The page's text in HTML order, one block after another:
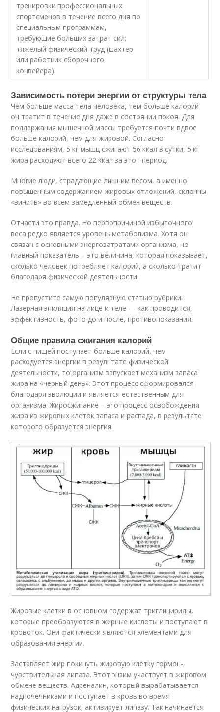
тренировки профессиональных
спортсменов в течение всего дня по
специальным программам,
требующие больших затрат сил;
тяжелый физический труд (шахтер
или работник сборочного
конвейера)
Зависимость потери энергии от структуры тела
Чем больше масса тела человека, тем больше калорий
он тратит в течение дня даже в состоянии покоя. Для
поддержания мышечной массы требуется почти вдвое
больше калорий, чем для жировой. Согласно
исследованиям, 5 кг мышц сжигают 56 ккал в сутки, 5 кг
жира расходуют всего 22 ккал за этот период.
Многие люди, страдающие лишним весом, а именно
повышенным содержанием жировых отложений, склонны
«винить» во всем замедленный обмен веществ.
Отчасти это правда. Но первопричиной избыточного
веса редко является уровень метаболизма. Хотя он
связан с основными энергозатратами организма, но
главный показатель – это величина, которая показывает,
сколько человек потребляет калорий, а сколько тратит
благодаря физической деятельности.
Не пропустите самую популярную статью рубрики:
Лазерная эпиляция на лице и теле — как проводится,
эффективность, фото до и после, противопоказания.
Общие правила сжигания калорий
Если с пищей поступает больше калорий, чем
расходуется энергии в результате физической
деятельности, то организм запускает механизм запаса
жира на «черный день». Этот процесс сформировался
благодаря эволюции и является естественным для
организма. Жиросжигание – это процесс освобождения
жира из жировых клеток запаса и распада, в результате
которого образуется энергия.
Жировые клетки в основном содержат триглицириды,
которые преобразуются в жирные кислоты и поступают в
кровоток. Они фактически являются элементами для
образования энергии.
Заставляет жир покинуть жировую клетку гормон-
чувствительная липаза. Этот энзим участвует в жировом
обмене веществ. Адреналин, который вырабатывается
надпочечниками и поступает в кровь во время
физических нагрузок, активирует липазу. Так начинается